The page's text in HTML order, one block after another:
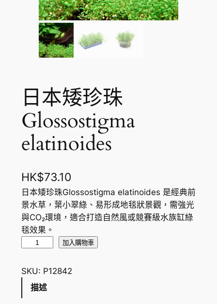
日本矮珍珠
Glossostigma
elatinoides
HK$73.10
日本矮珍珠Glossostigma elatinoides 是經典前
景水草，葉小翠綠、易形成地毯狀景觀，需強光
與CO₂環境，適合打造自然風或競賽級水族缸綠
毯效果。
矮
珍
加入購物車
SKU: P12842
描述